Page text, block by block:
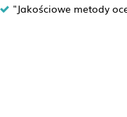
"Jakościowe metody